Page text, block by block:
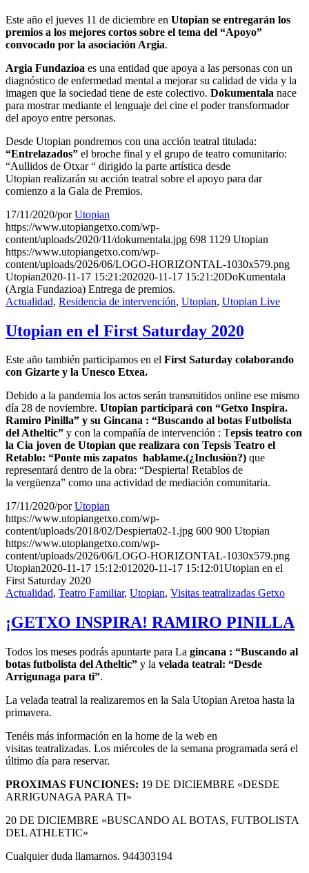
Este año el jueves 11 de diciembre en Utopian se entregarán los
premios a los mejores cortos sobre el tema del “Apoyo”
convocado por la asociación Argia.
Argia Fundazioa es una entidad que apoya a las personas con un
diagnóstico de enfermedad mental a mejorar su calidad de vida y la
imagen que la sociedad tiene de este colectivo. Dokumentala nace
para mostrar mediante el lenguaje del cine el poder transformador
del apoyo entre personas.
Desde Utopian pondremos con una acción teatral titulada:
“Entrelazados” el broche final y el grupo de teatro comunitario:
“Aullidos de Otxar “ dirigido la parte artística desde
Utopian realizarán su acción teatral sobre el apoyo para dar
comienzo a la Gala de Premios.
17/11/2020/porUtopian
https://www.utopiangetxo.com/wp-
content/uploads/2020/11/dokumentala.jpg 698 1129 Utopian
https://www.utopiangetxo.com/wp-
content/uploads/2026/06/LOGO-HORIZONTAL-1030x579.png
Utopian2020-11-17 15:21:202020-11-17 15:21:20DoKumentala
(Argia Fundazioa) Entrega de premios.
Actualidad, Residencia de intervención, Utopian, Utopian Live
Utopian en el First Saturday 2020
Este año también participamos en el First Saturday colaborando
con Gizarte y la Unesco Etxea.
Debido a la pandemia los actos serán transmitidos online ese mismo
día 28 de noviembre. Utopian participará con “Getxo Inspira.
Ramiro Pinilla” y su Gincana : “Buscando al botas Futbolista
del Atheltic” y con la compañía de intervención : Tepsis teatro con
la Cia joven de Utopian que realizara con Tepsis Teatro el
Retablo: “Ponte mis zapatos hablame.(¿Inclusión?) que
representará dentro de la obra: “Despierta! Retablos de
la vergüenza” como una actividad de mediación comunitaria.
17/11/2020/porUtopian
https://www.utopiangetxo.com/wp-
content/uploads/2018/02/Despierta02-1.jpg 600 900 Utopian
https://www.utopiangetxo.com/wp-
content/uploads/2026/06/LOGO-HORIZONTAL-1030x579.png
Utopian2020-11-17 15:12:012020-11-17 15:12:01Utopian en el
First Saturday 2020
Actualidad, Teatro Familiar, Utopian, Visitas teatralizadas Getxo
¡GETXO INSPIRA! RAMIRO PINILLA
Todos los meses podrás apuntarte para La gincana : “Buscando al
botas futbolista del Atheltic” y la velada teatral: “Desde
Arrigunaga para ti”.
La velada teatral la realizaremos en la Sala Utopian Aretoa hasta la
primavera.
Tenéis más información en la home de la web en
visitas teatralizadas. Los miércoles de la semana programada será el
último día para reservar.
PROXIMAS FUNCIONES: 19 DE DICIEMBRE «DESDE
ARRIGUNAGA PARA TI»
20 DE DICIEMBRE «BUSCANDO AL BOTAS, FUTBOLISTA
DEL ATHLETIC»
Cualquier duda llamarnos. 944303194